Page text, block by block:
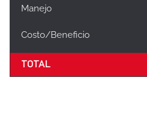
Manejo
Costo/Beneficio
TOTAL